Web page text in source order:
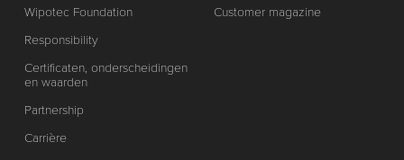
Wipotec Foundation
Responsibility
Certificaten, onderscheidingen
en waarden
Partnership
Carrière
Customer magazine